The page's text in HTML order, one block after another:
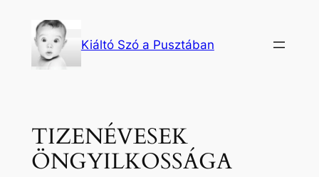
tartalomhoz
Kiáltó Szó a Pusztában
TIZENÉVESEK
ÖNGYILKOSSÁGA